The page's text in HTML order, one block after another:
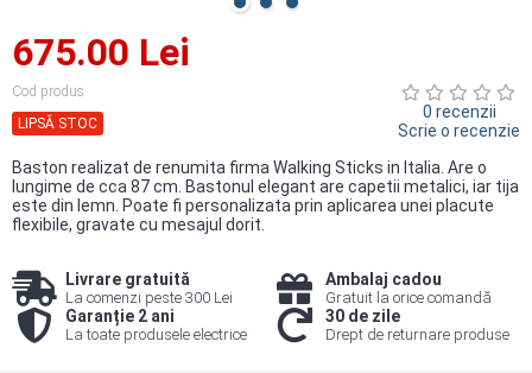
675.00 Lei
Cod produs
LIPSĂ STOC
0 recenzii
Scrie o recenzie
Baston realizat de renumita firma Walking Sticks in Italia. Are o
lungime de cca 87 cm. Bastonul elegant are capetii metalici, iar tija
este din lemn. Poate fi personalizata prin aplicarea unei placute
flexibile, gravate cu mesajul dorit.
Livrare gratuită
La comenzi peste 300 Lei
Ambalaj cadou
Gratuit la orice comandă
Garanție 2 ani
La toate produsele electrice
30 de zile
Drept de returnare produse